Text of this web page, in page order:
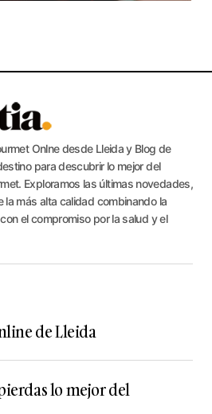
Onlne desde Lleida y Blog de
para descubrir lo mejor del
Exploramos las últimas novedades,
más alta calidad combinando la
el compromiso por la salud y el
de Lleida
lo mejor del